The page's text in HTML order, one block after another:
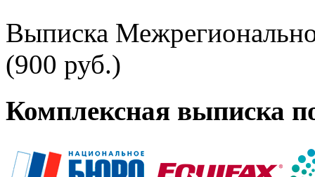
Выписка
(900 руб.)
Комплексная выписка